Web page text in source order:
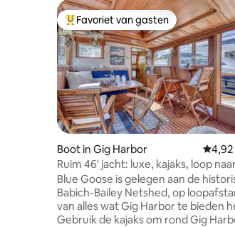
Topfavoriet van gasten
Favoriet van gasten
Boot in Gig Harbor
4,92
Ruim 46' jacht: luxe, kajaks, loop
stad
Blue Goose is gelegen aan de
Babich-Bailey Netshed, op
van alles wat Gig Harbor te bieden
Gebruik de kajaks om rond Gig